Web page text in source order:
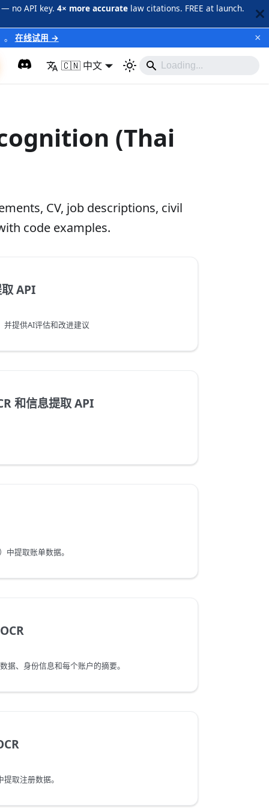
no API key. 4× more accuratelaw citations. FREE at launch.
。 在线试用 → ×
🇨🇳 中文
(Thai
CV, job descriptions, civil
code examples.
API
并提供AI评估和改进建议
和信息提取 API
中提取账单数据。
据、身份信息和每个账户的摘要。
取注册数据。